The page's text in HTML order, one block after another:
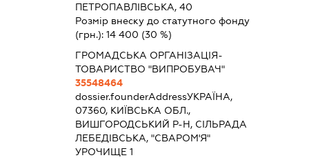
ПЕТРОПАВЛІВСЬКА, 40
Розмір внеску до статутного фонду
(грн.):14 400 (30 %)
ГРОМАДСЬКА ОРГАНІЗАЦІЯ-
ТОВАРИСТВО "ВИПРОБУВАЧ"
35548464
dossier.founderAddressУКРАЇНА,
07360, КИЇВСЬКА ОБЛ.,
ВИШГОРОДСЬКИЙ Р-Н, СІЛЬРАДА
ЛЕБЕДІВСЬКА, "СВАРОМ'Я"
УРОЧИЩЕ 1